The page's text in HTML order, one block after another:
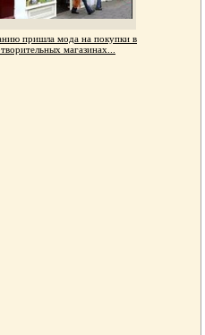
пришла мода на покупки в
магазинах...